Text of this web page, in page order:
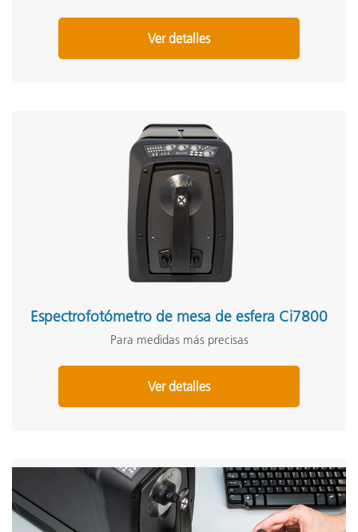
Ver detalles
Espectrofotómetro de mesa de esfera Ci7800
Para medidas más precisas
Ver detalles